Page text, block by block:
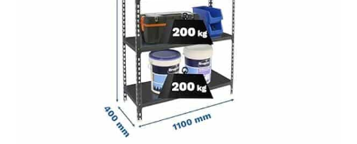
fonctionnalités. QUALITÉ
EUROPÉENNE - L'acier
utilisé pour respecter la
norme EN 10130 est du DC
01, permettant une
récupération après la
flexion subie. Les profils
en acier S325 ont une